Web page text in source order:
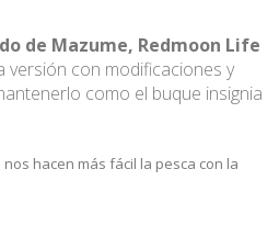
de Mazume, Redmoon Life
versión con modificaciones y
como el buque insignia
hacen más fácil la pesca con la